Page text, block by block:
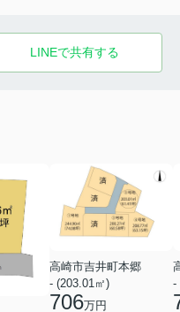
LINEで共有する
高崎市吉井町本郷
- (203.01㎡)
706万円
-